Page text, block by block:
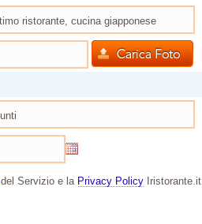
Servizio e la Privacy PolicyIristorante.it.